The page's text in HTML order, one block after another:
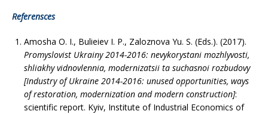
Referensces
Amosha O. I., Bulieiev I. P., Zaloznova Yu. S. (Eds.). (2017).
Promyslovist Ukrainy 2014-2016: nevykorys­tani mozhlyvosti,
shliakhy vidnovlennia, modernizatsii ta suchasnoi rozbudovy
[Industry of Ukraine 2014-2016: unused opportunities, ways
of restoration, modernization and modern construction]:
scientific report. Kyiv, Institute of Industrial Economics of